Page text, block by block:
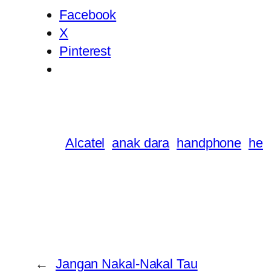
Facebook
X
Pinterest
Alcatel anak dara handphone
← Jangan Nakal-Nakal Tau